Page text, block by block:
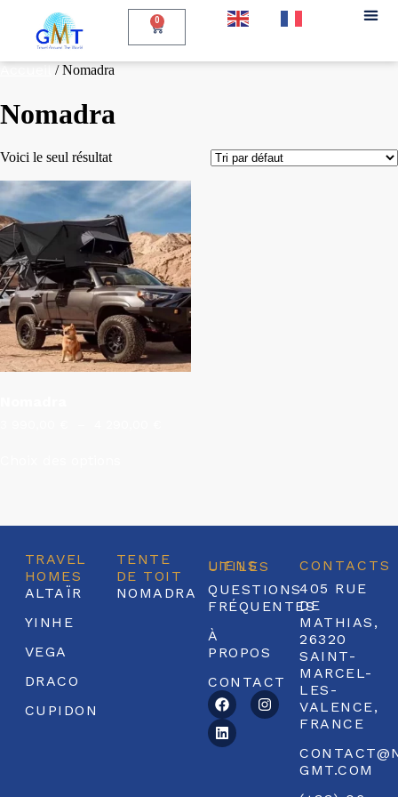
0
/ Nomadra
Nomadra
Voici le seul résultat
TRAVEL
HOMES
ALTAÏR
YINHE
VEGA
DRACO
CUPIDON
TENTE
DE TOIT
NOMADRA
LIENS UTILES
QUESTIONS
FRÉQUENTES
À
PROPOS
CONTACT
CONTACTS
405 RUE
DE
MATHIAS,
26320
SAINT-
MARCEL-
LES-
VALENCE,
FRANCE
GMT.COM